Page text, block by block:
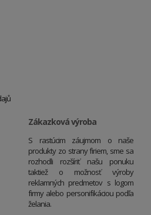
Zákazková výroba
S rastúcim záujmom o naše
produkty zo strany firiem, sme sa
rozhodli rozšíriť našu ponuku
taktiež o možnosť výroby
reklamných predmetov s logom
firmy alebo personifikáciou podľa
želania.